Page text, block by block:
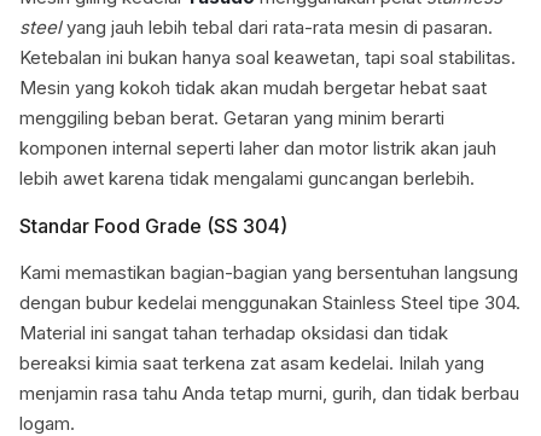
steelyang jauh lebih tebal dari rata-rata mesin di pasaran.
Ketebalan ini bukan hanya soal keawetan, tapi soal stabilitas.
Mesin yang kokoh tidak akan mudah bergetar hebat saat
menggiling beban berat. Getaran yang minim berarti
komponen internal seperti laher dan motor listrik akan jauh
lebih awet karena tidak mengalami guncangan berlebih.
Standar Food Grade (SS 304)
Kami memastikan bagian-bagian yang bersentuhan langsung
dengan bubur kedelai menggunakan Stainless Steel tipe 304.
Material ini sangat tahan terhadap oksidasi dan tidak
bereaksi kimia saat terkena zat asam kedelai. Inilah yang
menjamin rasa tahu Anda tetap murni, gurih, dan tidak berbau
logam.